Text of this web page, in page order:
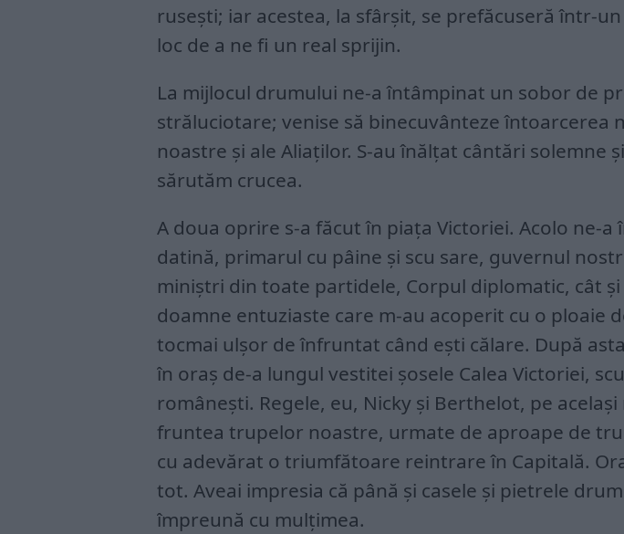
rusești; iar acestea, la sfârșit, se prefăcuseră într-
loc de a ne fi un real sprijin.
La mijlocul drumului ne-a întâmpinat un sobor de
străluciotare; venise să binecuvânteze întoarcerea
noastre și ale Aliaților. S-au înălțat cântări solemne
sărutăm crucea.
A doua oprire s-a făcut în piața Victoriei. Acolo ne-
datină, primarul cu pâine și scu sare, guvernul
miniștri din toate partidele, Corpul diplomatic, cât
doamne entuziaste care m-au acoperit cu o ploaie
tocmai ulșor de înfruntat când ești călare. După
în oraș de-a lungul vestitei șosele Calea Victoriei,
românești. Regele, eu, Nicky și Berthelot, pe
fruntea trupelor noastre, urmate de aproape de
cu adevărat o triumfătoare reintrare în Capitală.
tot. Aveai impresia că până și casele și pietrele
împreună cu mulțimea.